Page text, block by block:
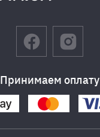
Принимаем оплату